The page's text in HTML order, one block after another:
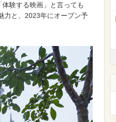
験する映画」と言っても
力と、2023年にオープン予